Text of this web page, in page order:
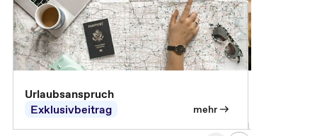
Urlaubsanspruch
Exklusivbeitrag
mehr